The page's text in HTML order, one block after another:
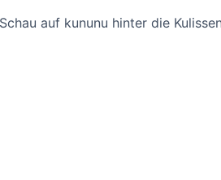
auf kununu hinter die